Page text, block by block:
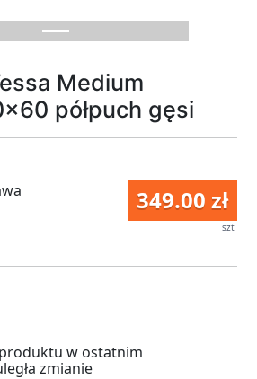
Medium
półpuch gęsi
349.00 zł
szt
w ostatnim
zmianie